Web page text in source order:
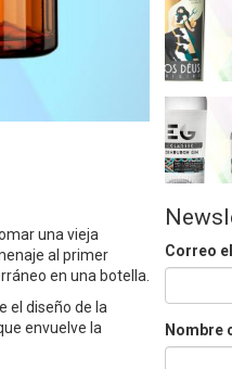
una vieja
al primer
en una botella.
el diseño de la
envuelve la
Correo
Nombre